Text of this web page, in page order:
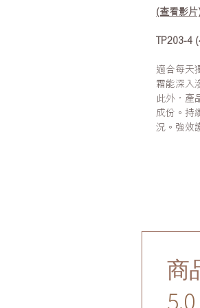
(查看影片
TP203-4
適合每天
霜能深入
此外，產
成份。持
況。強效
商
5.0